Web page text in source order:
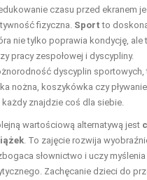
czasu przed ekranem
fizyczna. Sport to
nie tylko poprawia kondycję, ale
pracy zespołowej i dyscypliny.
dyscyplin sportowych,
nożna, koszykówka czy
każdy znajdzie coś dla siebie.
wartościową alternatywą jest
. To zajęcie rozwija
słownictwo i uczy myślenia
Zachęcanie dzieci do